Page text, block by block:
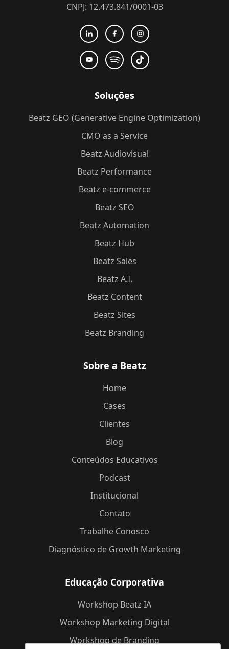
CNPJ: 12.473.841/0001-03
Soluções
Beatz GEO (Generative Engine Optimization)
CMO as a Service
Beatz Audiovisual
Beatz Performance
Beatz e-commerce
Beatz SEO
Beatz Automation
Beatz Hub
Beatz Sales
Beatz A.I.
Beatz Content
Beatz Sites
Beatz Branding
Sobre a Beatz
Home
Cases
Clientes
Blog
Conteúdos Educativos
Podcast
Institucional
Contato
Trabalhe Conosco
Diagnóstico de Growth Marketing
Educação Corporativa
Workshop Beatz IA
Workshop Marketing Digital
Workshop de Branding